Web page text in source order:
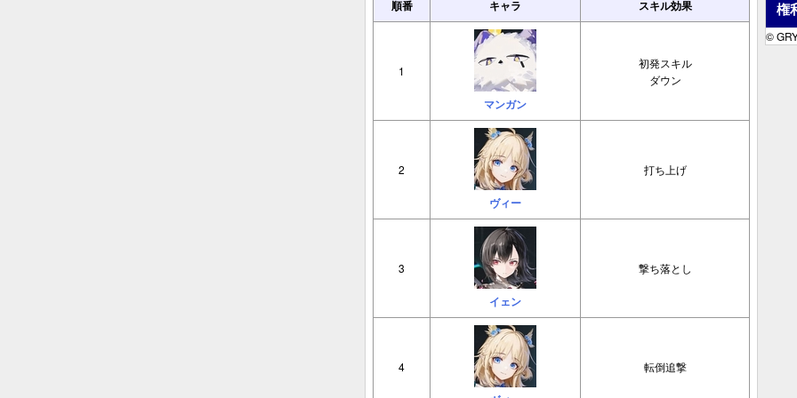
順番 キャラ スキル効果
1
マンガン
初発スキル
ダウン
2
ヴィー
打ち上げ
3
イェン
撃ち落とし
4 転倒追撃
権
©